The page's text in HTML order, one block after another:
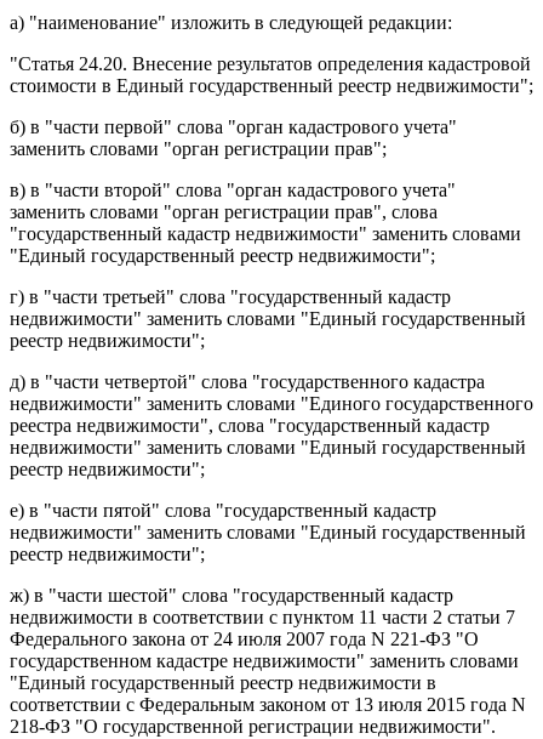
а)
наименование
изложить в следующей редакции:
"Статья 24.20. Внесение результатов определения кадастровой
стоимости в Единый государственный реестр недвижимости";
б) в
части первой
слова "орган кадастрового учета"
заменить словами "орган регистрации прав";
в) в
части второй
слова "орган кадастрового учета"
заменить словами "орган регистрации прав", слова
"государственный кадастр недвижимости" заменить словами
"Единый государственный реестр недвижимости";
г) в
части третьей
слова "государственный кадастр
недвижимости" заменить словами "Единый государственный
реестр недвижимости";
д) в
части четвертой
слова "государственного кадастра
недвижимости" заменить словами "Единого государственного
реестра недвижимости", слова "государственный кадастр
недвижимости" заменить словами "Единый государственный
реестр недвижимости";
е) в
части пятой
слова "государственный кадастр
недвижимости" заменить словами "Единый государственный
реестр недвижимости";
ж) в
части шестой
слова "государственный кадастр
недвижимости в соответствии с пунктом 11 части 2 статьи 7
Федерального закона от 24 июля 2007 года N 221-ФЗ "О
государственном кадастре недвижимости" заменить словами
"Единый государственный реестр недвижимости в
соответствии с Федеральным законом от 13 июля 2015 года N
218-ФЗ "О государственной регистрации недвижимости".